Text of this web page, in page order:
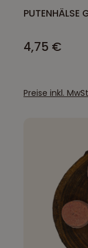
PUTENHÄLSE
4,75 €
Preise inkl.